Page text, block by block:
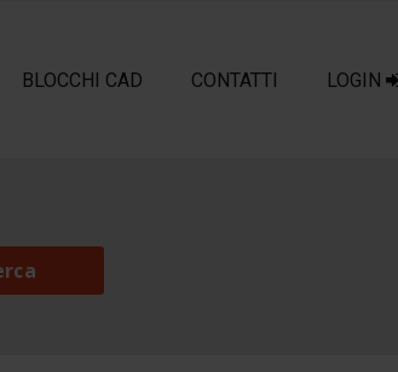
BLOCCHI CAD CONTATTI LOGIN